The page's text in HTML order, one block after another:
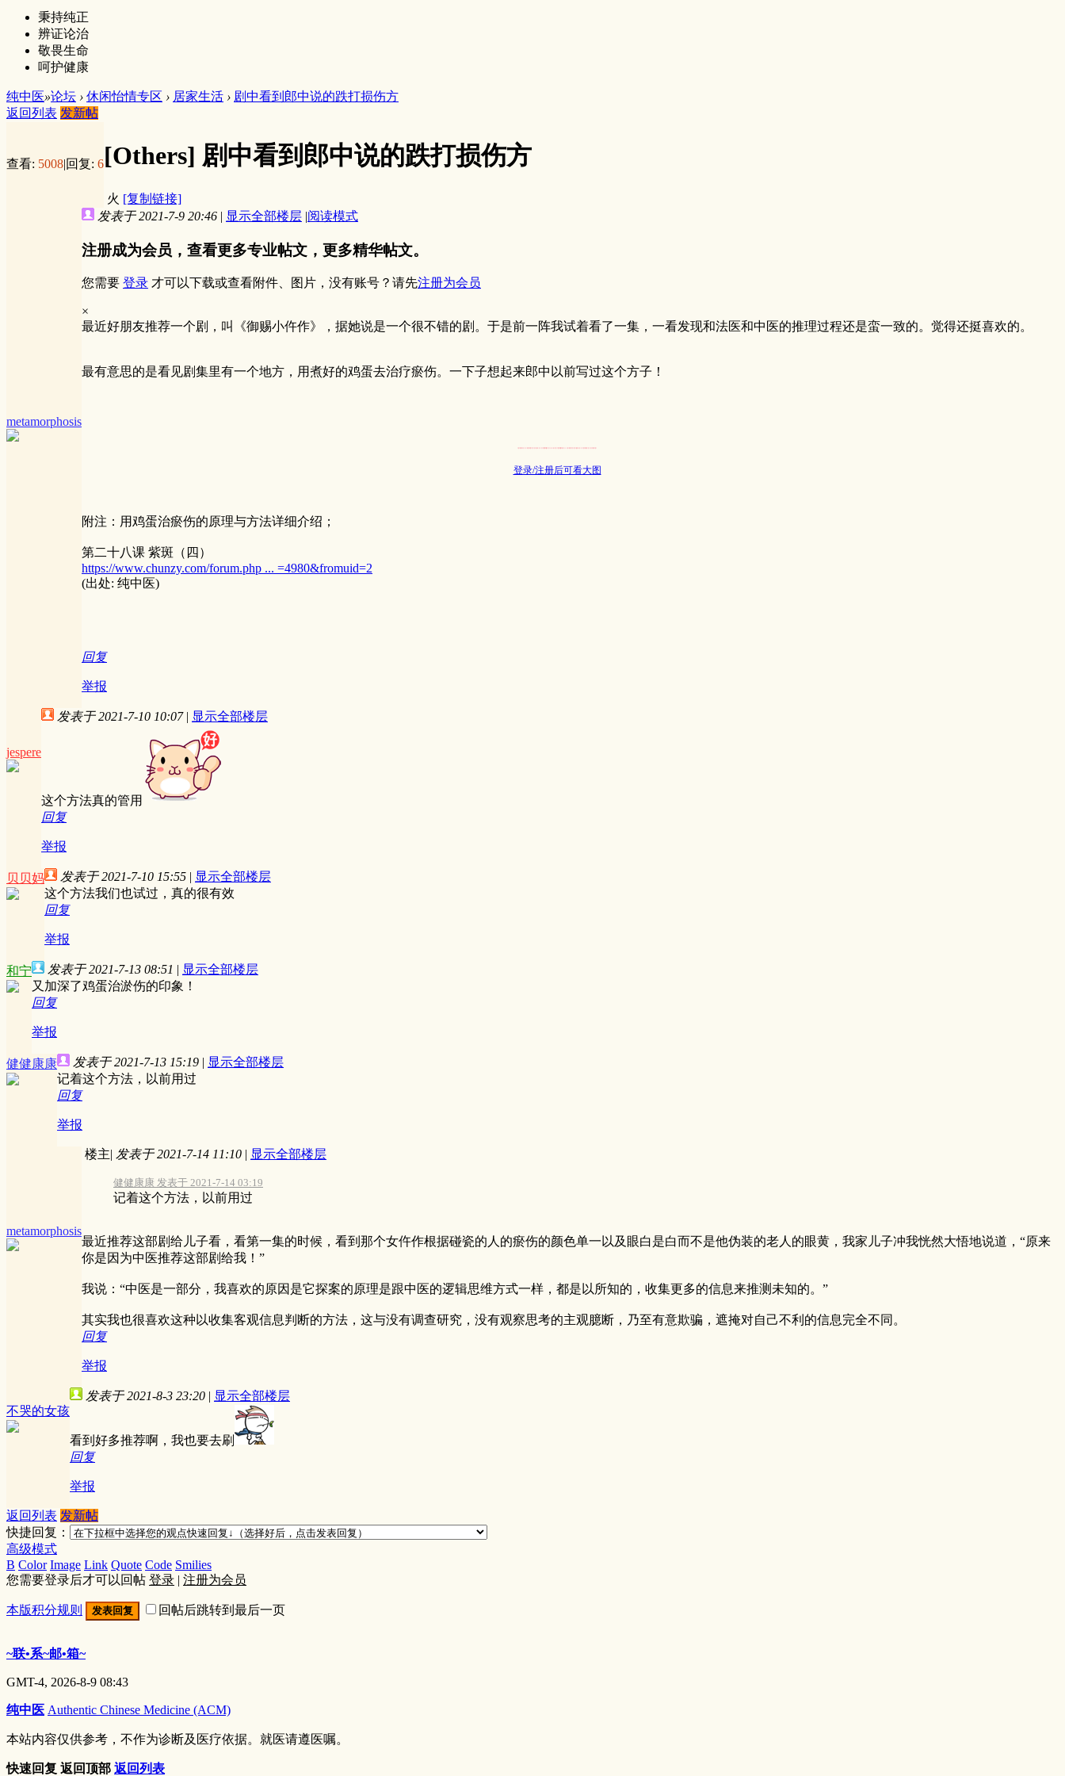
秉持纯正
辨证论治
敬畏生命
呵护健康
纯中医»论坛 › 休闲怡情专区 › 居家生活 › 剧中看到郎中说的跌打损伤方
返回列表 发新帖
查看: 5008|回复: 6[Others] 剧中看到郎中说的跌打损伤方
火 [复制链接]
metamorphosis
发表于 2021-7-9 20:46 | 显示全部楼层 |阅读模式
注册成为会员，查看更多专业帖文，更多精华帖文。
您需要 登录 才可以下载或查看附件、图片，没有账号？请先注册为会员
×
最近好朋友推荐一个剧，叫《御赐小仵作》，据她说是一个很不错的剧。于是前一阵我试着看了一集，一看发现和法医和中医的推理过程还是蛮一致的。觉得还挺喜欢的。
最有意思的是看见剧集里有一个地方，用煮好的鸡蛋去治疗瘀伤。一下子想起来郎中以前写过这个方子！
登录/注册后可看大图
附注：用鸡蛋治瘀伤的原理与方法详细介绍；
第二十八课 紫斑（四）
https://www.chunzy.com/forum.php ... =4980&fromuid=2
(出处: 纯中医)
回复
举报
jespere
发表于 2021-7-10 10:07 | 显示全部楼层
这个方法真的管用
回复
举报
贝贝妈 发表于 2021-7-10 15:55 | 显示全部楼层
这个方法我们也试过，真的很有效
回复
举报
和宁 发表于 2021-7-13 08:51 | 显示全部楼层
又加深了鸡蛋治淤伤的印象！
回复
举报
健健康康 发表于 2021-7-13 15:19 | 显示全部楼层
记着这个方法，以前用过
回复
举报
metamorphosis
楼主| 发表于 2021-7-14 11:10 | 显示全部楼层
健健康康 发表于 2021-7-14 03:19
记着这个方法，以前用过
最近推荐这部剧给儿子看，看第一集的时候，看到那个女仵作根据碰瓷的人的瘀伤的颜色单一以及眼白是白而不是他伪装的老人的眼黄，我家儿子冲我恍然大悟地说道，“原来
你是因为中医推荐这部剧给我！”
我说：“中医是一部分，我喜欢的原因是它探案的原理是跟中医的逻辑思维方式一样，都是以所知的，收集更多的信息来推测未知的。”
其实我也很喜欢这种以收集客观信息判断的方法，这与没有调查研究，没有观察思考的主观臆断，乃至有意欺骗，遮掩对自己不利的信息完全不同。
回复
举报
不哭的女孩
发表于 2021-8-3 23:20 | 显示全部楼层
看到好多推荐啊，我也要去刷
回复
举报
返回列表 发新帖
快捷回复：
高级模式
B Color Image Link Quote Code Smilies
您需要登录后才可以回帖 登录 | 注册为会员
本版积分规则 发表回复 回帖后跳转到最后一页
~联•系~邮•箱~
GMT-4, 2026-8-9 08:43
纯中医 Authentic Chinese Medicine (ACM)
本站内容仅供参考，不作为诊断及医疗依据。就医请遵医嘱。
快速回复 返回顶部 返回列表